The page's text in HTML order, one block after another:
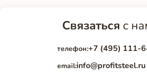
Связаться с
телефон:+7 (495) 111-
email:info@profitsteel.ru